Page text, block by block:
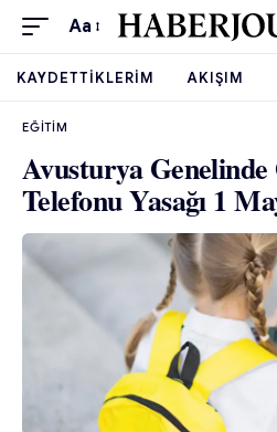
Aa
KAYDETTIKLERIM AKIŞIM
EĞITIM
Avusturya
Telefonu Yasağı 1